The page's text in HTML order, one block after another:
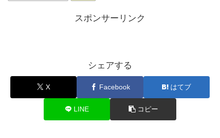
スポンサーリンク
シェアする
X Facebook はてブ
LINE コピー